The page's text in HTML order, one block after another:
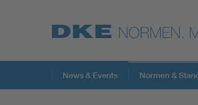
Top-Themen
News & Events Normen &